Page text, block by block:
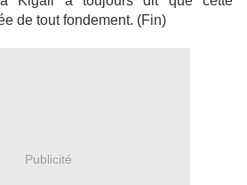
de tout fondement. (Fin)
Publicité